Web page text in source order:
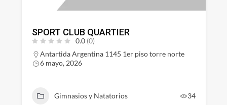
SPORT CLUB QUARTIER
0.0 (0)
Antartida Argentina 1145 1er piso torre norte
6 mayo, 2026
Gimnasios y Natatorios 34